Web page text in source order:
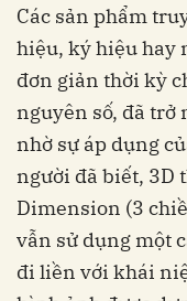
Các sản phẩm
hiệu, ký hiệu hay
đơn giản thời kỳ
nguyên số, đã trở
nhờ sự áp dụng
người đã biết, 3D
Dimension (3
vẫn sử dụng một
đi liền với khái